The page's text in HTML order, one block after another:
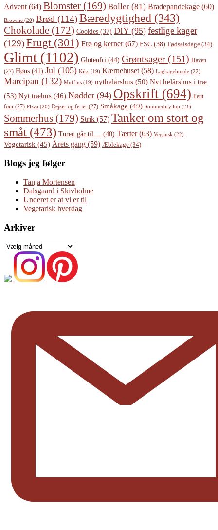
Advent (64) Blomster (169) Boller (81) Bradepandekage (60)
Brownie (20) Brød (114)Bæredygtighed (343)
Chokolade (172) Cookies (37) DIY(95) festlige kager
(129)Frugt(301) Frø og kerner(67) FSC (38) Fødselsdage (34)
Glimt (1102) Glutenfri (44) Grøntsager (151) Haven
(27) Høns (41) Jul (105) Kiks (19) Kærnehuset (58) Lagkagebunde (22)
Marcipan (132) Muffins (19) nythelårshus (50) Nyt helårshus i træ
(53) Nyt træhus (46) Nødder (94) Opskrift (694) Petit
four (27) Pizza (20) Rejser og ferier (27) Småkage (49) Sommerbryllup (21)
Sommerhus (179) Strik (57) Tanker om stort og
småt (473) Turen går til ... (40) Tærter(63) Vegansk (22)
Vegetarisk (45) Årets gang (59) Æblekage (34)
Blogs jeg følger
Tanja Mortensen
Dalsgaard i Skivholme
Underet er at vi er til
Vegetarisk hverdag
Arkiver
Arkiver